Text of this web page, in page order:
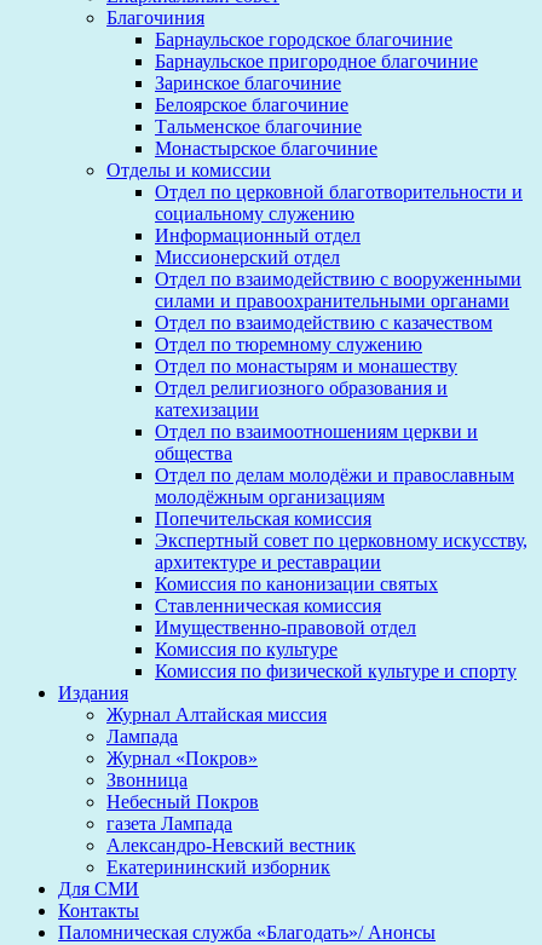
Благочиния
Барнаульское городское благочиние
Барнаульское пригородное благочиние
Заринское благочиние
Белоярское благочиние
Тальменское благочиние
Монастырское благочиние
Отделы и комиссии
Отдел по церковной благотворительности и
социальному служению
Информационный отдел
Миссионерский отдел
Отдел по взаимодействию с вооруженными
силами и правоохранительными органами
Отдел по взаимодействию с казачеством
Отдел по тюремному служению
Отдел по монастырям и монашеству
Отдел религиозного образования и
катехизации
Отдел по взаимоотношениям церкви и
общества
Отдел по делам молодёжи и православным
молодёжным организациям
Попечительская комиссия
Экспертный совет по церковному искусству,
архитектуре и реставрации
Комиссия по канонизации святых
Ставленническая комиссия
Имущественно-правовой отдел
Комиссия по культуре
Комиссия по физической культуре и спорту
Издания
Журнал Алтайская миссия
Лампада
Журнал «Покров»
Звонница
Небесный Покров
газета Лампада
Александро-Невский вестник
Екатерининский изборник
Для СМИ
Контакты
Паломническая служба «Благодать»/ Анонсы